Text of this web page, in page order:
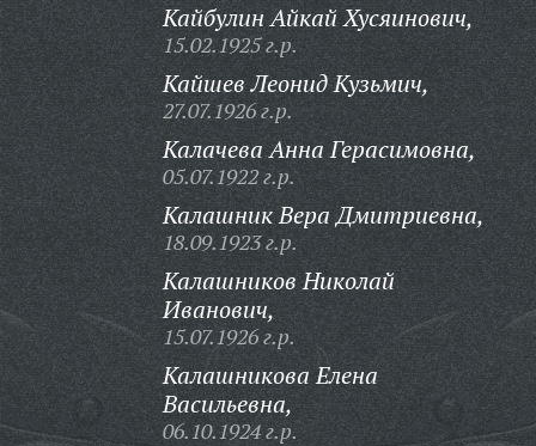
Кайбулин Айкай Хусяинович,
15.02.1925 г.р.
Кайшев Леонид Кузьмич,
27.07.1926 г.р.
Калачева Анна Герасимовна,
05.07.1922 г.р.
Калашник Вера Дмитриевна,
18.09.1923 г.р.
Калашников Николай
Иванович,
15.07.1926 г.р.
Калашникова Елена
Васильевна,
06.10.1924 г.р.